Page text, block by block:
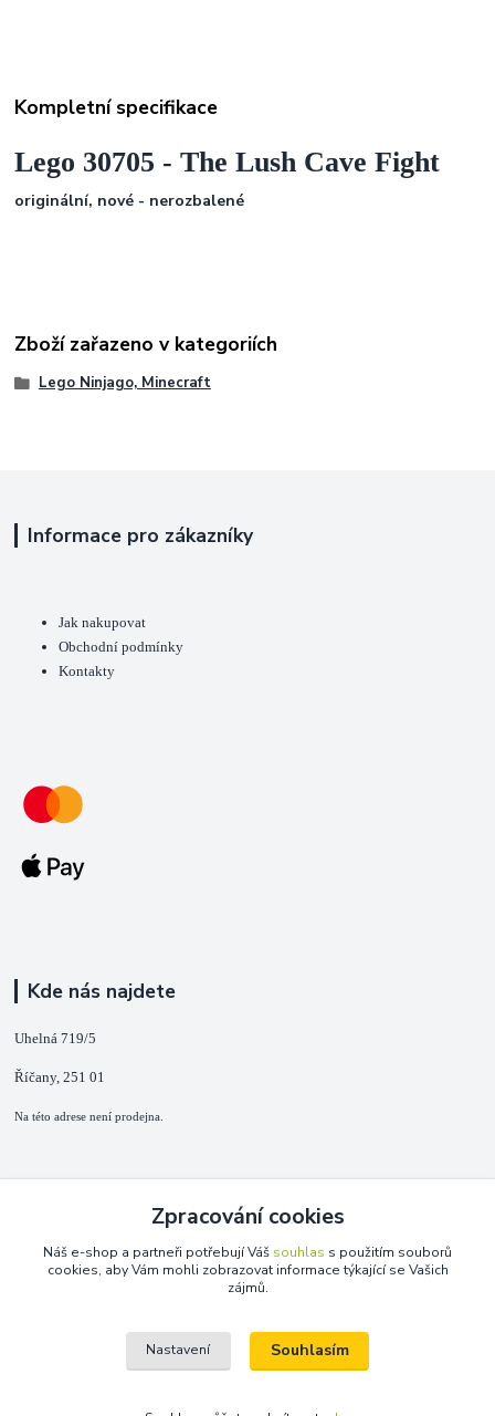
Kompletní specifikace
Lego 30705 - The Lush Cave Fight
originální, nové - nerozbalené
Zboží zařazeno v kategoriích
Lego Ninjago, Minecraft
Informace pro zákazníky
Jak nakupovat
Obchodní podmínky
Kontakty
Kde nás najdete
Uhelná 719/5
Říčany, 251 01
Na této adrese není prodejna.
+420 725 889 873
(Po-Ne, 9-18 hod.)
Zpracování cookies
Náš e-shop a partneři potřebují Váš souhlas s použitím souborů
cookies, aby Vám mohli zobrazovat informace týkající se Vašich
zájmů.
Nastavení Souhlasím